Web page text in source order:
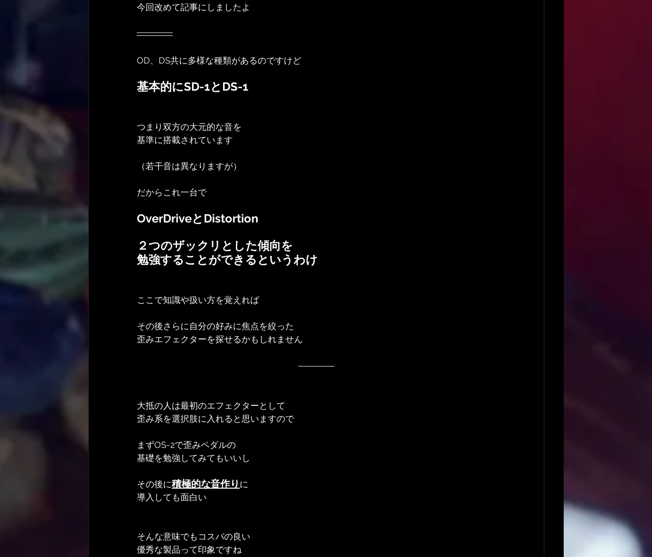
今回改めて記事にしましたよ
OD、DS共に多様な種類があるのですけど
基本的にSD-1とDS-1
つまり双方の大元的な音を
基準に搭載されています
（若干音は異なりますが）
だからこれ一台で
OverDriveとDistortion
２つのザックリとした傾向を
勉強することができるというわけ
ここで知識や扱い方を覚えれば
その後さらに自分の好みに焦点を絞った
歪みエフェクターを探せるかもしれません
大抵の人は最初のエフェクターとして
歪み系を選択肢に入れると思いますので
まずOS-2で歪みペダルの
基礎を勉強してみてもいいし
その後に積極的な音作り に
導入しても面白い
そんな意味でもコスパの良い
優秀な製品って印象ですね